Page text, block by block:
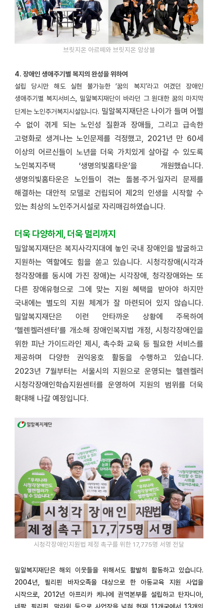
브릿지온 아르떼와 브릿지온 앙상블
4. 장애인 생애주기별 복지의 완성을 위하여
설립 당시만 해도 실현 불가능한 ‘꿈의 복지’라고 여겼던 장애인
생애주기별 복지서비스, 밀알복지재단이 바라던 그 원대한 꿈의 마지막
단계는 노인주거복지시설입니다. 밀알복지재단은 나이가 들며 어쩔
수 없이 겪게 되는 노인성 질환과 장애들, 그리고 급속한
고령화로 생겨나는 노인문제를 걱정했고, 2021년 만 60세
이상의 어르신들이 노년을 더욱 가치있게 살아갈 수 있도록
노인복지주택 ‘생명의빛홈타운’을 개원했습니다.
생명의빛홈타운은 노인들이 겪는 돌봄·주거·일자리 문제를
해결하는 대안적 모델로 건립되어 제2의 인생을 시작할 수
있는 최상의 노인주거시설로 자리매김하였습니다.
더욱 다양하게, 더욱 멀리까지
밀알복지재단은 복지사각지대에 놓인 국내 장애인을 발굴하고
지원하는 역할에도 힘을 쏟고 있습니다. 시청각장애(시각과
청각장애를 동시에 가진 장애)는 시각장애, 청각장애와는 또
다른 장애유형으로 그에 맞는 지원 혜택을 받아야 하지만
국내에는 별도의 지원 체계가 잘 마련되어 있지 않습니다.
밀알복지재단은 이런 안타까운 상황에 주목하여
‘헬렌켈러센터’를 개소해 장애인복지법 개정, 시청각장애인을
위한 피난 가이드라인 제시, 촉수화 교육 등 필요한 서비스를
제공하며 다양한 권익옹호 활동을 수행하고 있습니다.
2023년 7월부터는 서울시의 지원으로 운영되는 헬렌켈러
시청각장애인학습지원센터를 운영하여 지원의 범위를 더욱
확대해 나갈 예정입니다.
시청각장애인지원법 제정 촉구를 위한 17,775명 서명 전달
밀알복지재단은 해외 이웃들을 위해서도 활발히 활동하고 있습니다.
2004년, 필리핀 바자오족을 대상으로 한 아동교육 지원 사업을
시작으로, 2012년 아프리카 케냐에 권역본부를 설립하고 탄자니아,